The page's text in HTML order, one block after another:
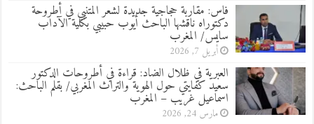
فاس: مقاربة حجاجية جديدة لشعر المتنبي في أطروحة
دكتوراه ناقشها الباحث أيوب حبيبي بكلية الآداب
سايس/ المغرب
أبريل 7, 2026
العبرية في ظلال الضاد: قراءة في أطروحات الدكتور
سعيد كفايتي حول الهوية والتراث المغربي/ بقلم الباحث:
اسماعيل غريب – المغرب
مارس 24, 2026